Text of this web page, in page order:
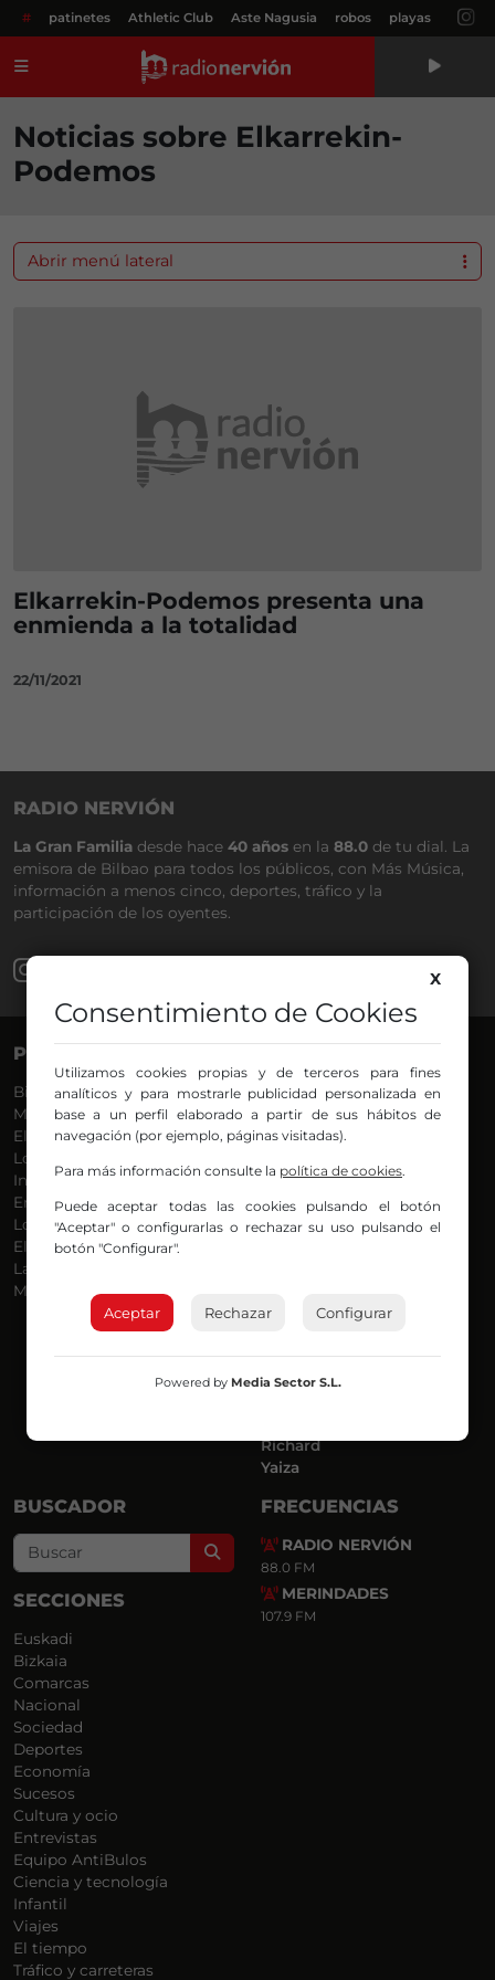
# patinetes Athletic Club Aste Nagusia robos playas
Noticias sobre Elkarrekin-
Podemos
Elkarrekin-Podemos presenta una
enmienda a la totalidad
22/11/2021
Abrir menú lateral
RADIO NERVIÓN
La Gran Familia desde hace 40 años en la 88.0 de tu dial. La
emisora de Bilbao para todos los públicos, con Más Música,
información a menos cinco, deportes, tráfico y la
participación de los oyentes.
PROGRAMAS
Bilbosport
Más Música
El Madrugador
Lo Más Nuevo
Informativos
En Ruta
Locos por la Música
El Supermadrugador
La Mañana de Radio Nervión
Más Madrugada
Agurtzane
Belén Ollero
Dani
Eva Argote
Endika
Iker
José Ignacio
Luis Carlos
Mar y Cielo
Richard
Yaiza
BUSCADOR
Search
SECCIONES
Euskadi
Bizkaia
Comarcas
Nacional
Sociedad
Deportes
Economía
Sucesos
Cultura y ocio
Entrevistas
Equipo AntiBulos
Ciencia y tecnología
Infantil
Viajes
El tiempo
Tráfico y carreteras
FRECUENCIAS
RADIO NERVIÓN
88.0 FM
MERINDADES
107.9 FM
X
Consentimiento de Cookies
Utilizamos cookies propias y de terceros para fines
analíticos y para mostrarle publicidad personalizada en
base a un perfil elaborado a partir de sus hábitos de
navegación (por ejemplo, páginas visitadas).
Para más información consulte la política de cookies.
Puede aceptar todas las cookies pulsando el botón
"Aceptar" o configurarlas o rechazar su uso pulsando el
botón "Configurar".
Aceptar Rechazar Configurar
Powered by Media Sector S.L.